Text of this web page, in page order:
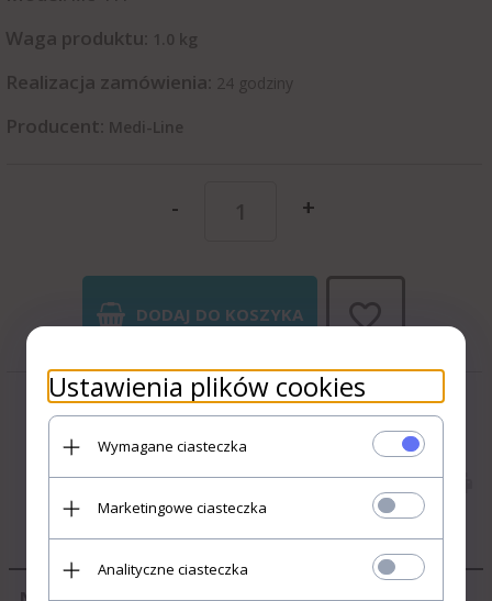
PROFESJONALNYM Zawartość
wykonujących zawody
Waga produktu: 1.0 kg
Realizacja zamówienia: 24 godziny
Producent: Medi-Line
- +
DODAJ DO KOSZYKA
OPIS PRODUKTU
Ustawienia plików cookies
Wymagane ciasteczka
Marketingowe ciasteczka
Analityczne ciasteczka